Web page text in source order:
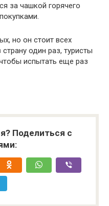
за чашкой горячего
но он стоит всех
один раз, туристы
испытать еще раз
Поделиться с